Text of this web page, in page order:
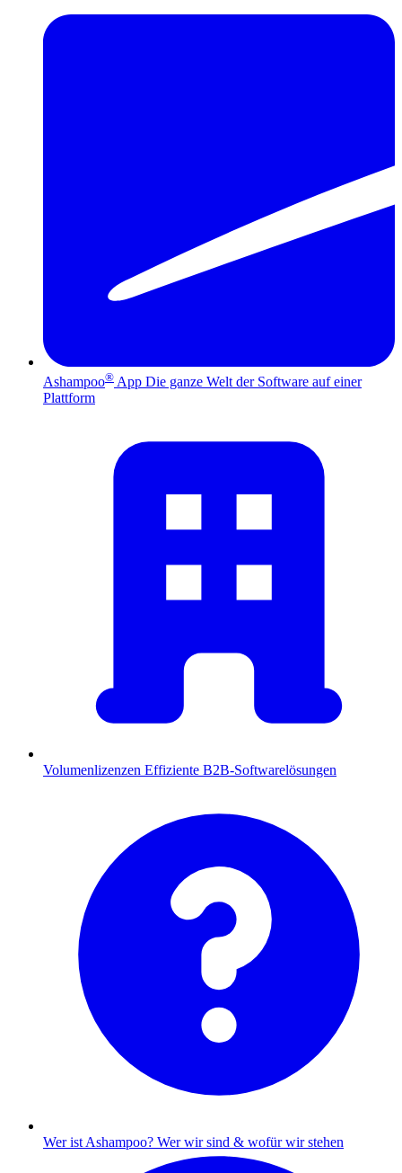
Ashampoo® App Die ganze Welt der Software auf einer
Plattform
Volumenlizenzen Effiziente B2B-Softwarelösungen
Wer ist Ashampoo? Wer wir sind & wofür wir stehen